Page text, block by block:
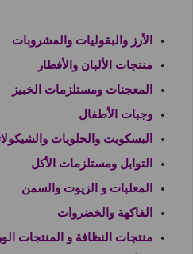
الأرز والبقوليات والمشروبات
منتجات الألبان والأفطار
المعجنات ومستلزمات الخبيز
وجبات الأطفال
البسكويت والحلويات
التوابل ومستلزمات الأكل
المعلبات و الزيوت والسمن
الفاكهة والخضروات
منتجات النظافة و المنتجات